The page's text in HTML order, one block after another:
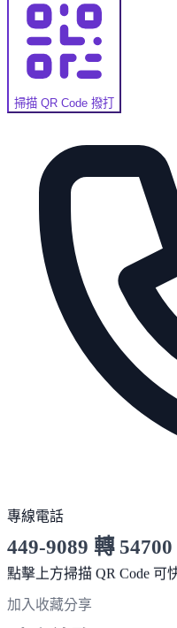
掃描 QR Code 撥打
專線電話
449-9089 轉 54700
服務時間 10:00～19:00
點擊上方掃描 QR Code 可
加入收藏分享